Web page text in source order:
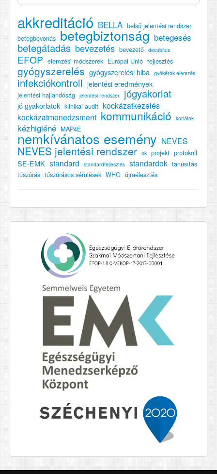
akkreditáció BELLA belső jelentési rendszer
betegbevonás betegbiztonság betegesés
betegátadás bevezetés bevezető decubitus
EFOP elemzési módszerek Európai Unió fejlesztés
gyógyszerelés gyógyszerelési hiba gyökérok elemzés
infekciókontroll jelentési eredmények
jelentési hajlandóság jelentési rendszer jógyakorlat
jó gyakorlatok klinikai audit kockázatkezelés
kockázatmenedzsment kommunikáció korlátok
kézhigiéné MAP4E
nemkívánatos esemény NEVES
NEVES jelentési rendszer ok projekt protokoll
SE-EMK standard standardfejlesztés standardok tanúsítás
tűszúrás tűszúrásos sérülések WHO újraélesztés